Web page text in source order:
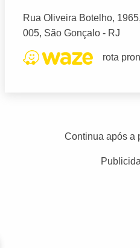
Rua Oliveira Botelho,
005, São Gonçalo - RJ
rota
Continua após a